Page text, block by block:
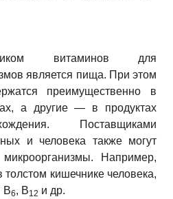
витаминов для
является пища. При этом
преимущественно в
а другие — в продуктах
Поставщиками
и человека также могут
микроорганизмы. Например,
кишечнике человека,
В6, В12 и др.